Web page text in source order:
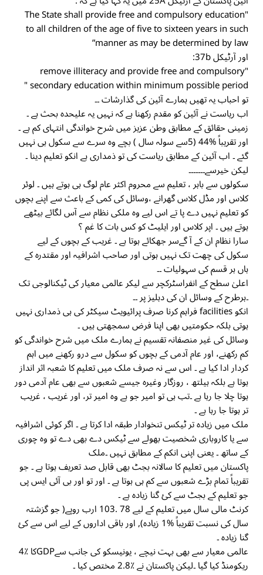
"The State shall provide free and compulsory education
to all children of the age of five to sixteen years in such
manner as may be determined by law”
اور آرٹیکل 37b:
"remove illiteracy and provide free and compulsory
secondary education within minimum possible period "
تو احباب یہ تھیں ہمارے آئین کی گذارشات ۔۔
اب ریاست نے آئین کو مقدم رکھنا ہے کہ نہیں یہ علیحدہ بحث ہے ۔
زمینی حقائق کے مطابق وطن عزیز میں شرح خواندگی انتہای کم ہے ۔
اور تقریباً %44 (5سے سولہ سال ) بچے وہ سرے سے سکول ہی نہیں
گئے ۔ اب آئین کے مطابق ریاست کی تو ذمداری ہے انکو تعلیم دینا ۔
لیکن خیرسے۔۔۔۔۔۔۔
سکولوں سے باہر ، تعلیم سے محروم اکثر عام لوگ ہی ہوتے ہیں ۔ لوئر
کلاس اور مڈل کلاس گھرانے ،وسائل کی کمی کے باعث سے اپنے بچوں
کو تعلیم نہیں دے پا تے اس لیے وہ ملکی نظام سے آس لگائے بیٹھے
ہوتے ہیں ۔ اپر کلاس اور ایلیٹ کو کس بات کا غم ؟
سارا نظام ان کے آ گےسر جھکائے ہوتا ہے ۔ غریب کے بچوں کے لیے
سکول کی چھت تک نہیں ہوتی اور صاحب اشرافیہ اور مقتدرہ کے
ہاں ہر قسم کی سہولیات ۔۔
اعلیٰ سطح کے انفراسٹرکچر سے لیکر عالمی معیار کی ٹیکنالوجی تک
۔ہرطرح کے وسائل ان کی دہلیز پر ۔۔
انکو facilities فراہم کرنا صرف پرائیویٹ سیکٹر کی ہی ذمداری نہیں
ہوتی بلکہ حکومتیں بھی اپنا فرض سمجھتی ہیں ۔
وسائل کی غیر منصفانہ تقسیم نے ہمارے ملک میں شرح خواندگی کو
کم رکھنے، اور عام آدمی کے بچوں کو سکول سے درو رکھنے میں اہم
کردار ادا کیا ہے ۔ اس سے نہ صرف ملک میں تعلیم کا شعبہ اثر انداز
ہوتا ہے بلکہ ہیلتھ ، روزگار وغیرہ جیسے شعبوں سے بھی عام آدمی دور
ہوتا چلا جا رہا ہے ۔تب ہی تو امیر جو ہے وہ امیر تر، اور غریب ، غریب
تر ہوتا جا رہا ہے ۔
ملک میں زیادہ تر ٹیکس تنخوادار طبقہ ادا کرتا ہے ۔ اگر کوئی اشرافیہ
سے یا کاروباری شخصیت بھولے سے ٹیکس دے بھی دے تو وہ چوری
کے ساتھ ۔ یعنی اپنی انکم کے مطابق نہیں ۔ملک
پاکستان میں تعلیم کا سالانہ بجٹ بھی قابل صد تعریف ہوتا ہے ۔ جو
تقریباً تمام بڑے شعبوں سے کم ہی ہوتا ہے ۔ اور تو اور بی آئی ایس پی
جو تعلیم کے بجٹ سے کئ گنا زیادہ ہے ۔
کرنٹ مالی سال میں تعلیم کے لیے 78 .103 ارب روپے( جو گزشتہ
سال کی نسبت تقریباً %1 زیادہ), اور باقی اداروں کے لیے اس سے کئ
گنا زیادہ ۔
عالمی معیار سے بھی بہت نیچے ، یونیسکو کی جانب سےGDPکا ٪4
ریکومنڈ کیا گیا ۔لیکن پاکستان نے ٪2.8 مختص کیا ۔